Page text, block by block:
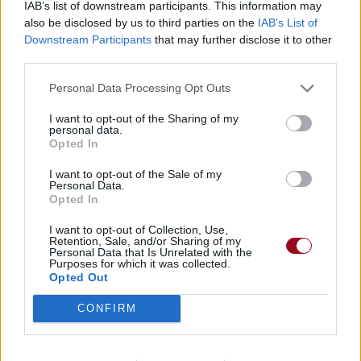
IAB’s list of downstream participants. This information may
also be disclosed by us to third parties on the IAB’s List of
Downstream Participants that may further disclose it to other
Personal Data Processing Opt Outs
I want to opt-out of the Sharing of my
personal data.
Opted In
I want to opt-out of the Sale of my
Personal Data.
Opted In
I want to opt-out of Collection, Use,
Retention, Sale, and/or Sharing of my
Personal Data that Is Unrelated with the
Purposes for which it was collected.
Opted Out
CONFIRM